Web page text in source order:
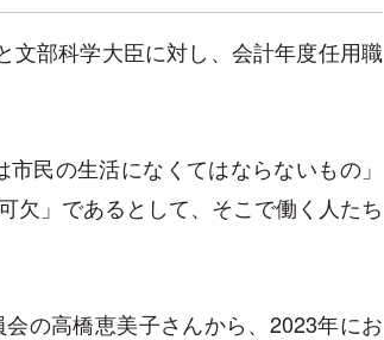
文部科学大臣に対し、会計年度任用職
民の生活になくてはならないもの」
欠」であるとして、そこで働く人たち
の高橋恵美子さんから、2023年にお